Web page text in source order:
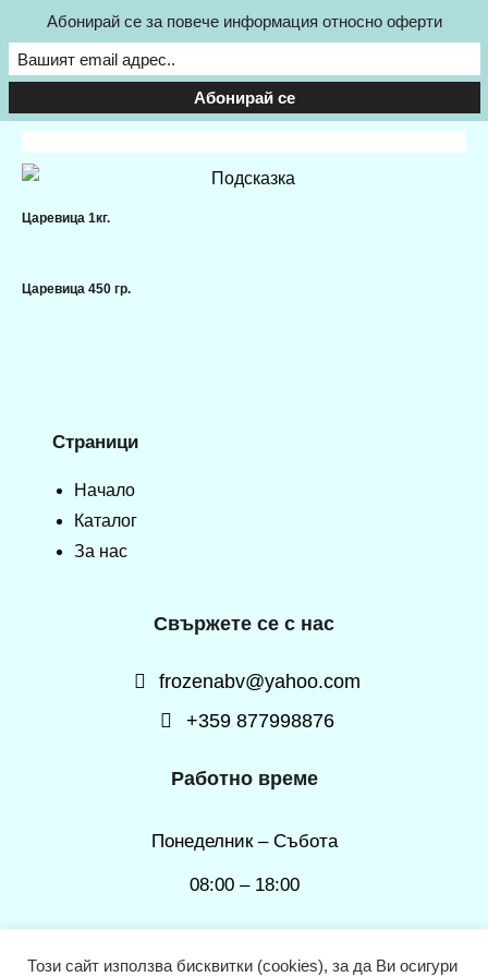
Царевица 1кг.
Царевица 450 гр.
Страници
Начало
Каталог
За нас
Свържете се с нас
frozenabv@yahoo.com
+359 877998876
Работно време
Понеделник – Събота
08:00 – 18:00
Абонирай се за повече информация относно оферти
Този сайт използва бисквитки (cookies), за да Ви осигури